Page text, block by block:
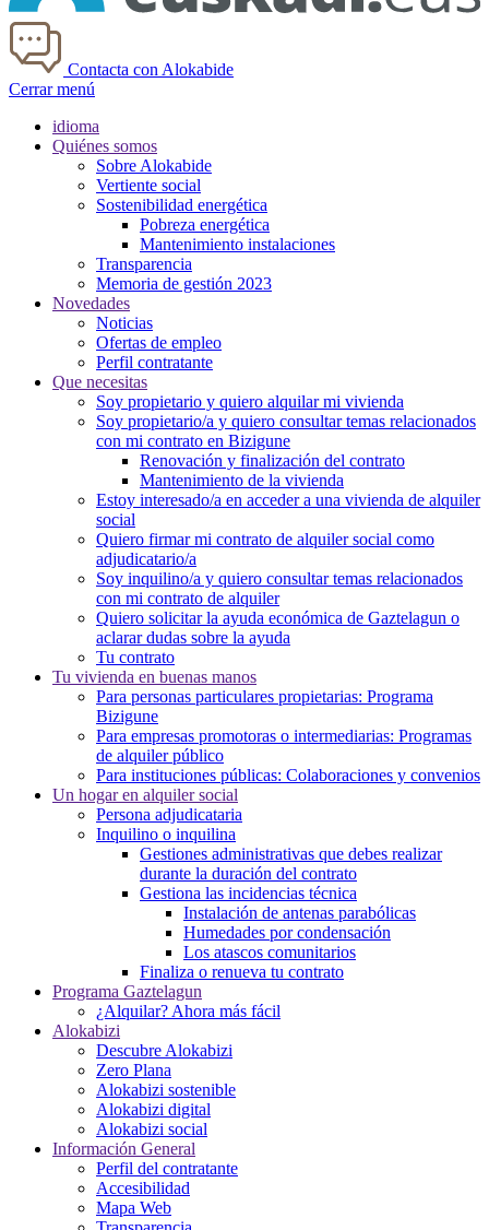
Contacta con Alokabide
Cerrar menú
idioma
Quiénes somos
Sobre Alokabide
Vertiente social
Sostenibilidad energética
Pobreza energética
Mantenimiento instalaciones
Transparencia
Memoria de gestión 2023
Novedades
Noticias
Ofertas de empleo
Perfil contratante
Que necesitas
Soy propietario y quiero alquilar mi vivienda
Soy propietario/a y quiero consultar temas relacionados
con mi contrato en Bizigune
Renovación y finalización del contrato
Mantenimiento de la vivienda
Estoy interesado/a en acceder a una vivienda de alquiler
social
Quiero firmar mi contrato de alquiler social como
adjudicatario/a
Soy inquilino/a y quiero consultar temas relacionados
con mi contrato de alquiler
Quiero solicitar la ayuda económica de Gaztelagun o
aclarar dudas sobre la ayuda
Tu contrato
Tu vivienda en buenas manos
Para personas particulares propietarias: Programa
Bizigune
Para empresas promotoras o intermediarias: Programas
de alquiler público
Para instituciones públicas: Colaboraciones y convenios
Un hogar en alquiler social
Persona adjudicataria
Inquilino o inquilina
Gestiones administrativas que debes realizar
durante la duración del contrato
Gestiona las incidencias técnica
Instalación de antenas parabólicas
Humedades por condensación
Los atascos comunitarios
Finaliza o renueva tu contrato
Programa Gaztelagun
¿Alquilar? Ahora más fácil
Alokabizi
Descubre Alokabizi
Zero Plana
Alokabizi sostenible
Alokabizi digital
Alokabizi social
Información General
Perfil del contratante
Accesibilidad
Mapa Web